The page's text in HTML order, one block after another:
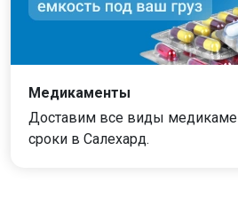
Медикаменты
Доставим все виды
сроки в Салехард.